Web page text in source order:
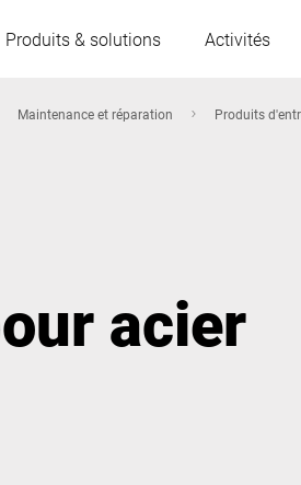
Produits & solutions Activités
Hongrie
Maintenance et réparation Produits
acier